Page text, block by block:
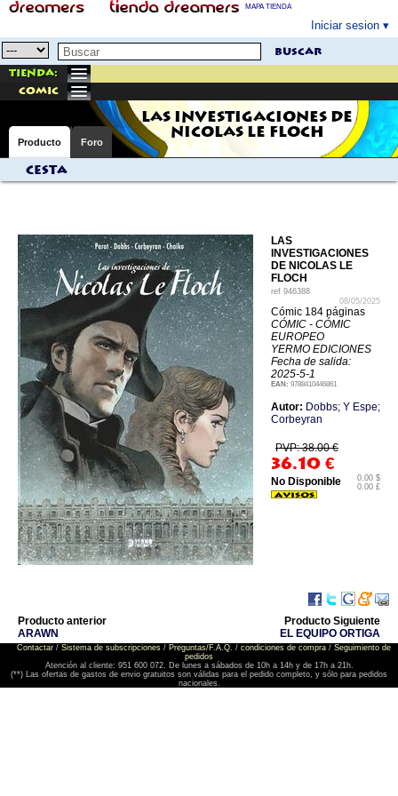
MAPA TIENDA
Iniciar sesion
buscar
Tienda:
comic
LAS INVESTIGACIONES DE
NICOLAS LE FLOCH
Producto Foro
Cesta
LAS
INVESTIGACIONES
DE NICOLAS LE
FLOCH
ref 946388
08/05/2025
Cómic 184 páginas
CÓMIC - CÓMIC
EUROPEO
YERMO EDICIONES
Fecha de salida:
2025-5-1
EAN: 9788410446861
Autor: Dobbs; Y Espe;
Corbeyran
PVP: 38.00 €
36.10 €
0.00 $
0.00 £
No Disponible
Producto anterior
ARAWN
Producto Siguiente
EL EQUIPO ORTIGA
Contactar/ Sistema de subscripciones/ Preguntas/F.A.Q. / condiciones de compra/ Seguimiento de
pedidos
Atención al cliente: 951 600 072. De lunes a sábados de 10h a 14h y de 17h a 21h.
(**) Las ofertas de gastos de envio gratuitos son válidas para el pedido completo, y sólo para pedidos
nacionales.